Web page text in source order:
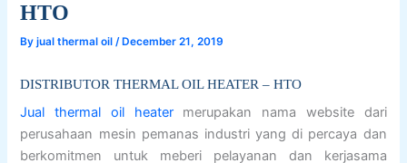
HTO
Byjual thermal oil/ December 21, 2019
DISTRIBUTOR THERMAL OIL HEATER – HTO
Jual thermal oil heatermerupakan nama website dari
perusahaan mesin pemanas industri yang di percaya dan
berkomitmen untuk meberi pelayanan dan kerjasama